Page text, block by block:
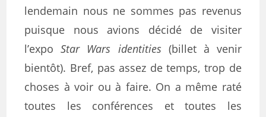
lendemain nous ne sommes pas revenus
puisque nous avions décidé de visiter
l’expoStar Wars identities (billet à venir
bientôt). Bref, pas assez de temps, trop de
choses à voir ou à faire. On a même raté
toutes les conférences et toutes les